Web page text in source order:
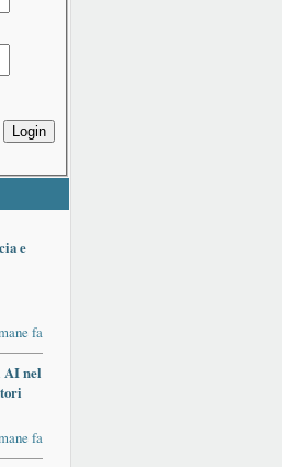
Login
e
fa
AI nel
fa